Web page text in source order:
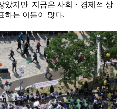
았지만, 지금은 사회・경제적 상
하는 이들이 많다.